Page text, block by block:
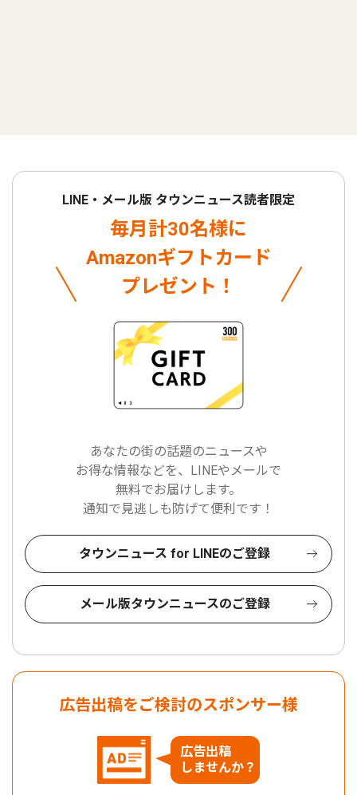
LINE・メール版 タウンニュース読者限定
毎月計30名様に
Amazonギフトカード
プレゼント！
あなたの街の話題のニュースや
お得な情報などを、LINEやメールで
無料でお届けします。
通知で見逃しも防げて便利です！
タウンニュース for LINEのご登録
メール版タウンニュースのご登録
広告出稿をご検討のスポンサー様
広告出稿
しませんか？